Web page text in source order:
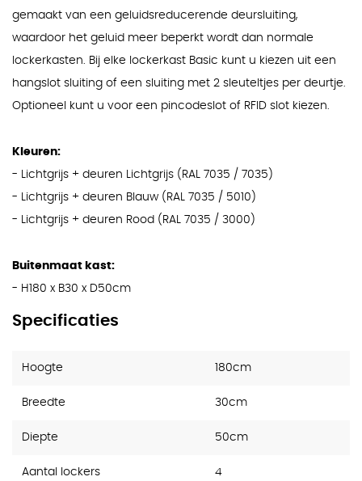
gemaakt van een geluidsreducerende deursluiting,
waardoor het geluid meer beperkt wordt dan normale
lockerkasten. Bij elke lockerkast Basic kunt u kiezen uit een
hangslot sluiting of een sluiting met 2 sleuteltjes per deurtje.
Optioneel kunt u voor een pincodeslot of RFID slot kiezen.
Kleuren:
- Lichtgrijs + deuren Lichtgrijs (RAL 7035 / 7035)
- Lichtgrijs + deuren Blauw (RAL 7035 / 5010)
- Lichtgrijs + deuren Rood (RAL 7035 / 3000)
Buitenmaat kast:
- H180 x B30 x D50cm
Specificaties
Hoogte 180cm
Breedte 30cm
Diepte 50cm
Aantal lockers 4